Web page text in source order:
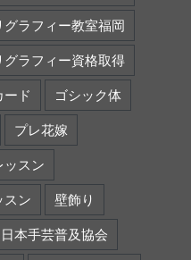
グラフィー教室福岡
グラフィー資格取得
ード ゴシック体
プレ花嫁
ッスン
スン 壁飾り
日本手芸普及協会